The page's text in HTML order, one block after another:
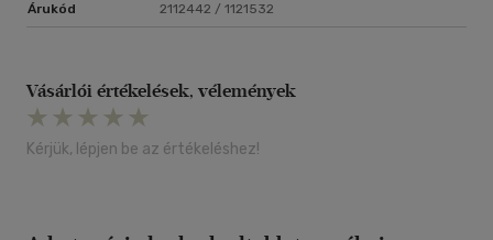
Árukód 2112442 / 1121532
Vásárlói értékelések, vélemények
Kérjük, lépjen be az értékeléshez!